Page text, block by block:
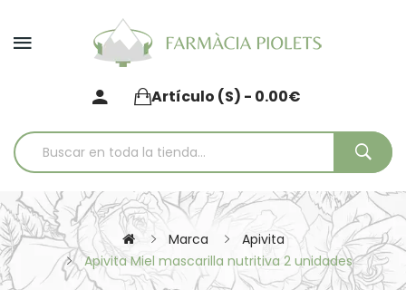
Artículo (s) - 0.00€
Marca
Apivita
Apivita Miel mascarilla nutritiva 2 unidades